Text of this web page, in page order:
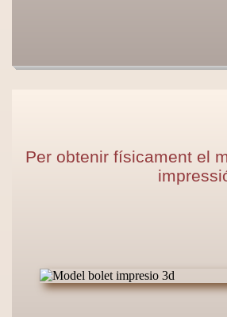
Per obtenir físicament el